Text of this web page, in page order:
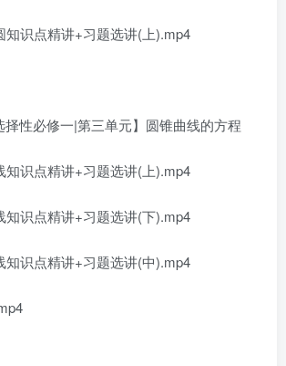
知识点精讲+习题选讲(上).mp4
择性必修一|第三单元】圆锥曲线的方程
知识点精讲+习题选讲(上).mp4
知识点精讲+习题选讲(下).mp4
知识点精讲+习题选讲(中).mp4